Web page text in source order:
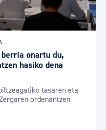
onartu du,
hasiko dena
tasaren eta
ordenantzen